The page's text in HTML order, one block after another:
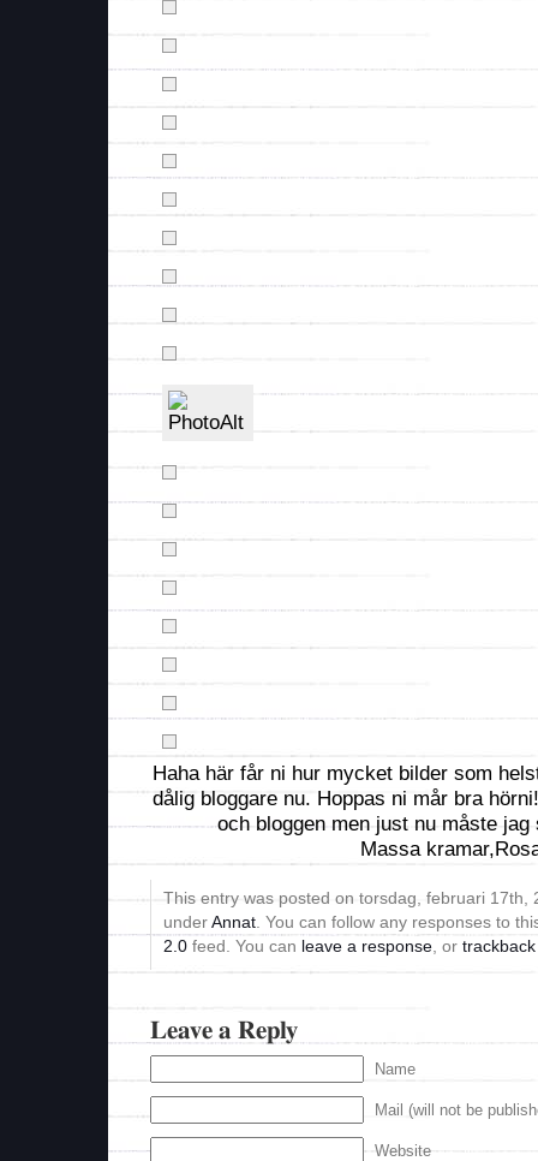
Haha här får ni hur mycket bilder som
dålig bloggare nu. Hoppas ni mår bra
och bloggen men just nu måste
Massa
This entry was posted on torsdag, februari 17th,
underAnnat . You can follow any responses to
2.0 feed. You can leave a response , or trackback
Leave a Reply
Name
Mail (will not be
Website